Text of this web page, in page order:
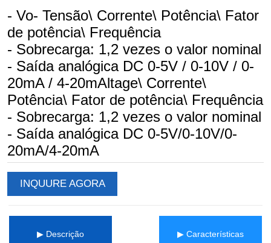
INQUURE AGORA
▶ Descrição ▶ Características